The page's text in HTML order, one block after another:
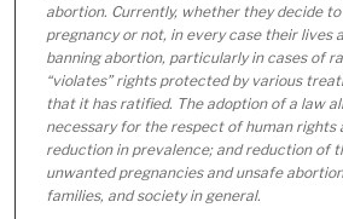
abortion. Currently, whether they decide
pregnancy or not, in every case their lives
banning abortion, particularly in cases of
“violates” rights protected by various
that it has ratified. The adoption of a law
necessary for the respect of human rights
reduction in prevalence; and reduction of
unwanted pregnancies and unsafe
families, and society in general.